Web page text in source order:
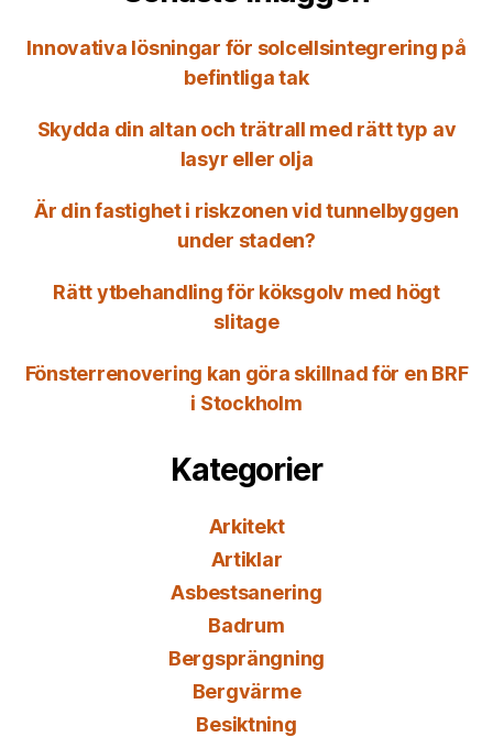
Innovativa lösningar för solcellsintegrering på
befintliga tak
Skydda din altan och trätrall med rätt typ av
lasyr eller olja
Är din fastighet i riskzonen vid tunnelbyggen
under staden?
Rätt ytbehandling för köksgolv med högt
slitage
Fönsterrenovering kan göra skillnad för en BRF
i Stockholm
Kategorier
Arkitekt
Artiklar
Asbestsanering
Badrum
Bergsprängning
Bergvärme
Besiktning